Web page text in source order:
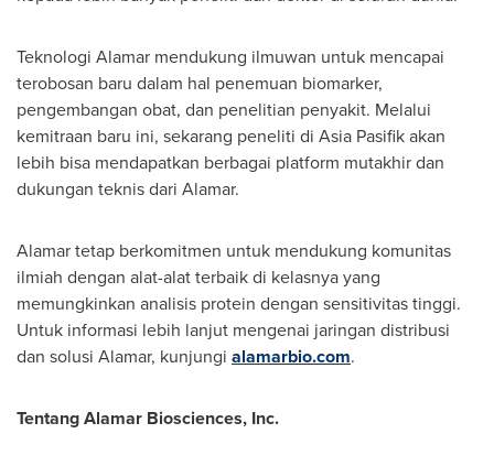
Teknologi Alamar mendukung ilmuwan untuk mencapai
terobosan baru dalam hal penemuan biomarker,
pengembangan obat, dan penelitian penyakit. Melalui
kemitraan baru ini, sekarang peneliti di Asia Pasifik akan
lebih bisa mendapatkan berbagai platform mutakhir dan
dukungan teknis dari Alamar.
Alamar tetap berkomitmen untuk mendukung komunitas
ilmiah dengan alat-alat terbaik di kelasnya yang
memungkinkan analisis protein dengan sensitivitas tinggi.
Untuk informasi lebih lanjut mengenai jaringan distribusi
dan solusi Alamar, kunjungi alamarbio.com.
Tentang Alamar Biosciences, Inc.